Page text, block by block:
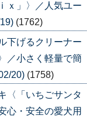
」〉／人気ユー
(1762)
下げるクリーナー
／小さく軽量で簡
20) (1758)
〈「いちごサンタ
心・安全の愛犬用